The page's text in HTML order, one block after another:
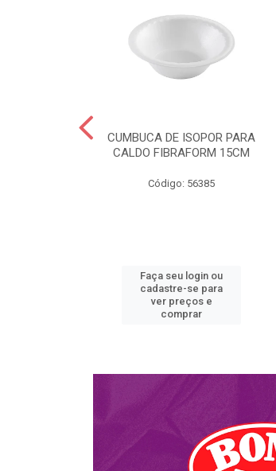
CUMBUCA DE ISOPOR PARA
CALDO FIBRAFORM 15CM
Código: 56385
Faça seu login ou
cadastre-se para
ver preços e
comprar